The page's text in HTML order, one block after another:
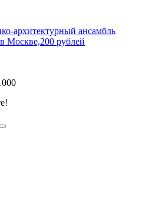
архитектурный ансамбль
Москве,200 рублей